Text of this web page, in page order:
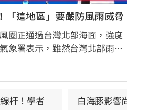
「這地區」要嚴防風雨威脅
圈正通過台灣北部海面，強度
象署表示，雖然台灣北部雨勢
祖地區傍晚至晚間仍面臨劇烈
地區仍有斷斷續續陣雨，南部山
杆！學者
白海豚影響尚